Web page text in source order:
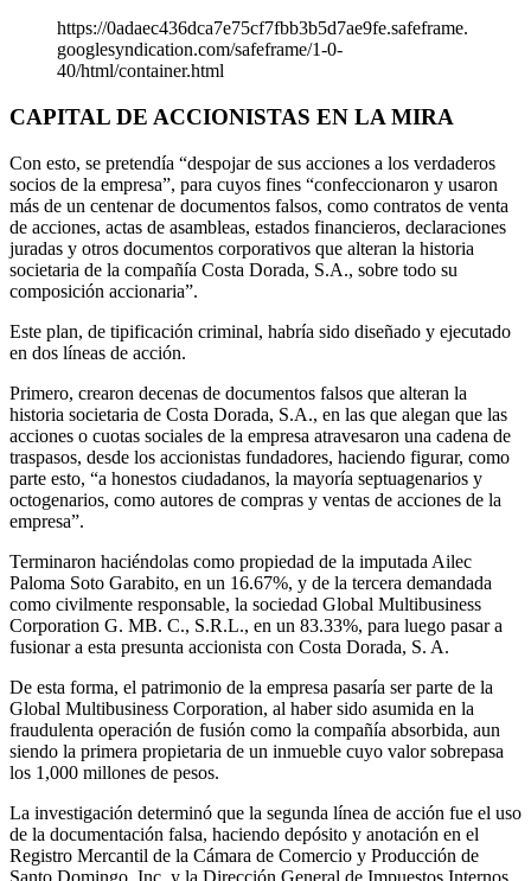
https://0adaec436dca7e75cf7fbb3b5d7ae9fe.safeframe.
googlesyndication.com/safeframe/1-0-
40/html/container.html
CAPITAL DE ACCIONISTAS EN LA MIRA
Con esto, se pretendía “despojar de sus acciones a los verdaderos
socios de la empresa”, para cuyos fines “confeccionaron y usaron
más de un centenar de documentos falsos, como contratos de venta
de acciones, actas de asambleas, estados financieros, declaraciones
juradas y otros documentos corporativos que alteran la historia
societaria de la compañía Costa Dorada, S.A., sobre todo su
composición accionaria”.
Este plan, de tipificación criminal, habría sido diseñado y ejecutado
en dos líneas de acción.
Primero, crearon decenas de documentos falsos que alteran la
historia societaria de Costa Dorada, S.A., en las que alegan que las
acciones o cuotas sociales de la empresa atravesaron una cadena de
traspasos, desde los accionistas fundadores, haciendo figurar, como
parte esto, “a honestos ciudadanos, la mayoría septuagenarios y
octogenarios, como autores de compras y ventas de acciones de la
empresa”.
Terminaron haciéndolas como propiedad de la imputada Ailec
Paloma Soto Garabito, en un 16.67%, y de la tercera demandada
como civilmente responsable, la sociedad Global Multibusiness
Corporation G. MB. C., S.R.L., en un 83.33%, para luego pasar a
fusionar a esta presunta accionista con Costa Dorada, S. A.
De esta forma, el patrimonio de la empresa pasaría ser parte de la
Global Multibusiness Corporation, al haber sido asumida en la
fraudulenta operación de fusión como la compañía absorbida, aun
siendo la primera propietaria de un inmueble cuyo valor sobrepasa
los 1,000 millones de pesos.
La investigación determinó que la segunda línea de acción fue el uso
de la documentación falsa, haciendo depósito y anotación en el
Registro Mercantil de la Cámara de Comercio y Producción de
Santo Domingo, Inc. y la Dirección General de Impuestos Internos.